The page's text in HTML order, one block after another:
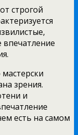
строгой
зрения.
и
есть на самом